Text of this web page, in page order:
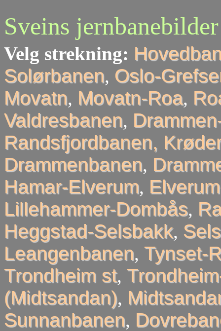
Sveins jernbanebilder
Velg strekning:
Solørbanen, Oslo-
Movatn, Movatn-Roa,
Valdresbanen,
Randsfjordbanen,
Drammenbanen,
Hamar-Elverum,
Lillehammer-Dombås,
Heggstad-Selsbakk,
Leangenbanen, Tynset-
Trondheim st,
(Midtsandan),
Sunnanbanen,